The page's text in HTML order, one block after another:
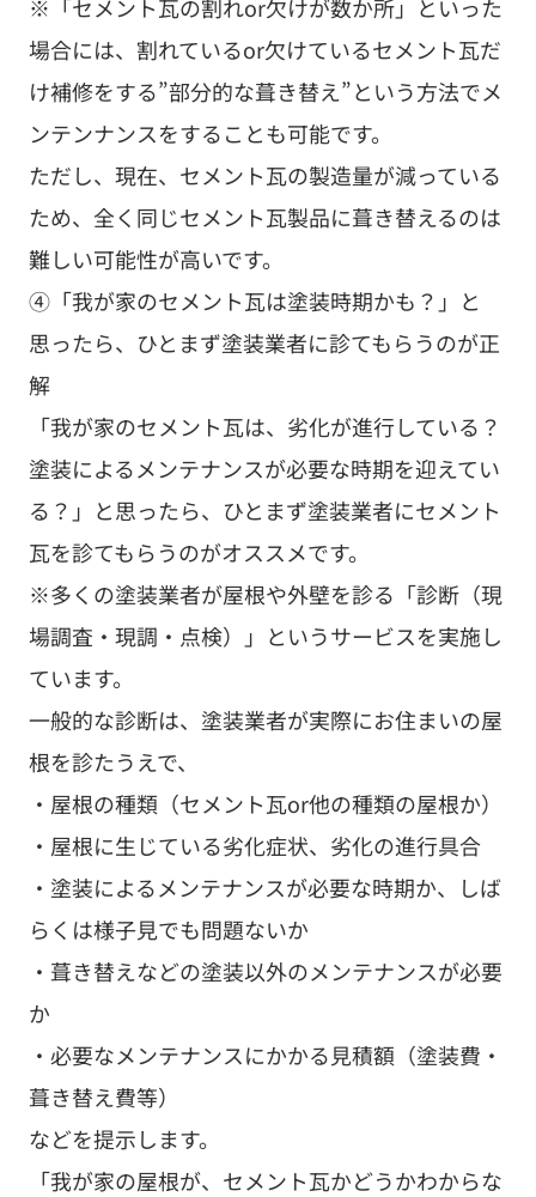
※「セメント瓦の割れor欠けが数か所」といった
場合には、割れているor欠けているセメント瓦だ
け補修をする”部分的な葺き替え”という方法でメ
ンテンナンスをすることも可能です。
ただし、現在、セメント瓦の製造量が減っている
ため、全く同じセメント瓦製品に葺き替えるのは
難しい可能性が高いです。
④「我が家のセメント瓦は塗装時期かも？」と
思ったら、ひとまず塗装業者に診てもらうのが正
解
「我が家のセメント瓦は、劣化が進行している？
塗装によるメンテナンスが必要な時期を迎えてい
る？」と思ったら、ひとまず塗装業者にセメント
瓦を診てもらうのがオススメです。
※多くの塗装業者が屋根や外壁を診る「診断（現
場調査・現調・点検）」というサービスを実施し
ています。
一般的な診断は、塗装業者が実際にお住まいの屋
根を診たうえで、
・屋根の種類（セメント瓦or他の種類の屋根か）
・屋根に生じている劣化症状、劣化の進行具合
・塗装によるメンテナンスが必要な時期か、しば
らくは様子見でも問題ないか
・葺き替えなどの塗装以外のメンテナンスが必要
か
・必要なメンテナンスにかかる見積額（塗装費・
葺き替え費等）
などを提示します。
「我が家の屋根が、セメント瓦かどうかわからな